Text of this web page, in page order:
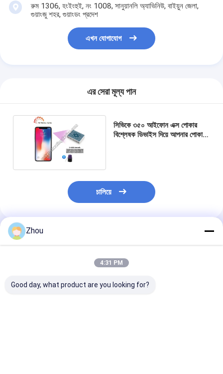
রুম 1306, হংইংহুই, নং 1008, সানুয়ানলি অ্যাভিনিউ, বাইয়ুন জেলা,
গুয়াংজু শহর, গুয়াংডং প্রদেশ
এখন যোগাযোগ
এর সেরা মূল্য পান
সিভিকে ৩৫০ আইফোন এক্স পোকার
বিশ্লেষক ডিভাইস দিয়ে আপনার পোকার
চালিয়ে
প্রস্তাবিত পণ্য
Zhou
4:31 PM
Good day, what product are you looking for?